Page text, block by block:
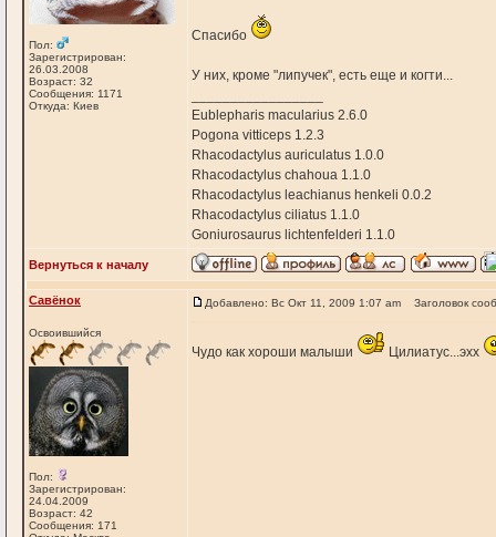
Пол:
Зарегистрирован:
26.03.2008
Возраст: 32
Сообщения: 1171
Откуда: Киев
Спасибо
У них, кроме "липучек", есть еще и когти...
Eublepharis macularius 2.6.0
Pogona vitticeps 1.2.3
Rhacodactylus auriculatus 1.0.0
Rhacodactylus chahoua 1.1.0
Rhacodactylus leachianus henkeli 0.0.2
Rhacodactylus ciliatus 1.1.0
Goniurosaurus lichtenfelderi 1.1.0
Вернуться к началу
Савёнок
Освоившийся
Пол:
Зарегистрирован:
24.04.2009
Возраст: 42
Сообщения: 171
Добавлено: Вс Окт 11, 2009 1:07 am Заголовок
Чудо как хороши малыши Цилиатус...эхх